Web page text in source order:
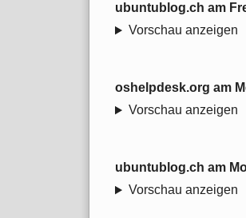
ubuntublog.ch am
Vorschau anzeigen
oshelpdesk.org am
Vorschau anzeigen
ubuntublog.ch am
Vorschau anzeigen